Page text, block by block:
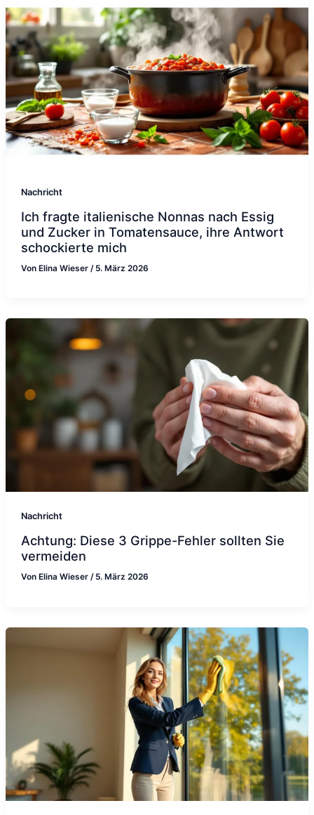
Nachricht
Ich fragte italienische Nonnas nach Essig
und Zucker in Tomatensauce, ihre Antwort
schockierte mich
Von Elina Wieser / 5. März 2026
Nachricht
Achtung: Diese 3 Grippe-Fehler sollten Sie
vermeiden
Von Elina Wieser / 5. März 2026